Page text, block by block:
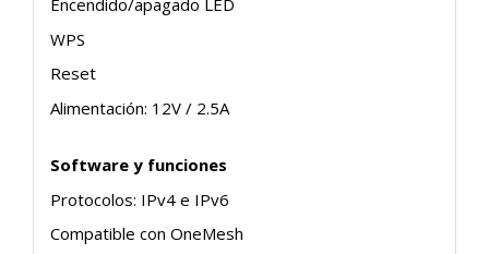
Encendido/apagado LED
WPS
Reset
Alimentación: 12V / 2.5A
Software y funciones
Protocolos: IPv4 e IPv6
Compatible con OneMesh